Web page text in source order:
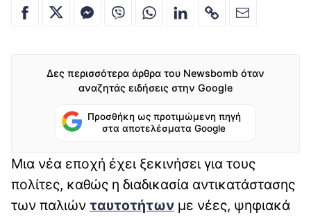
Δες περισσότερα άρθρα του Newsbomb όταν
αναζητάς ειδήσεις στην Google
Προσθήκη ως προτιμώμενη πηγή
στα αποτελέσματα Google
Μια νέα εποχή έχει ξεκινήσει για τους
πολίτες, καθώς η διαδικασία αντικατάστασης
των παλιών ταυτοτήτων με νέες, ψηφιακά